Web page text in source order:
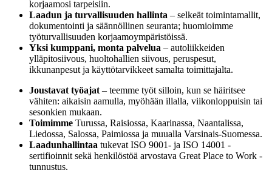
korjaamosi tarpeisiin.
Laadun ja turvallisuuden hallinta – selkeät toimintamallit,
dokumentointi ja säännöllinen seuranta; huomioimme
työturvallisuuden korjaamoympäristöissä.
Yksi kumppani, monta palvelua – autoliikkeiden
ylläpitosiivous, huoltohallien siivous, peruspesut,
ikkunanpesut ja käyttötarvikkeet samalta toimittajalta.
Joustavat työajat – teemme työt silloin, kun se häiritsee
vähiten: aikaisin aamulla, myöhään illalla, viikonloppuisin tai
sesonkien mukaan.
Toimimme Turussa, Raisiossa, Kaarinassa, Naantalissa,
Liedossa, Salossa, Paimiossa ja muualla Varsinais-Suomessa.
Laadunhallintaa tukevat ISO 9001- ja ISO 14001 -
sertifioinnit sekä henkilöstöä arvostava Great Place to Work -
tunnustus.